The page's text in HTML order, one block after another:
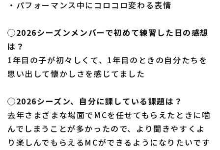
・パフォーマンス中にコロコロ変わる表情
◯2026シーズンメンバーで初めて練習した日の感想
は？
1年目の子が初々しくて、1年目のときの自分たちを
思い出して懐かしさを感じてました
◯2026シーズン、自分に課している課題は？
去年さまざまな場面でMCを任せてもらえたときに噛
んでしまうことが多かったので、より聞きやすくよ
り楽しんでもらえるMCができるようになりたいです